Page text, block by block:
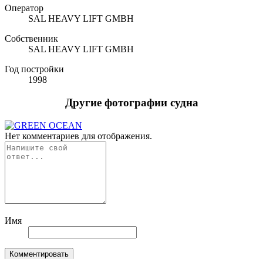
Оператор
SAL HEAVY LIFT GMBH
Собственник
SAL HEAVY LIFT GMBH
Год постройки
1998
Другие фотографии судна
Нет комментариев для отображения.
Имя
Комментировать